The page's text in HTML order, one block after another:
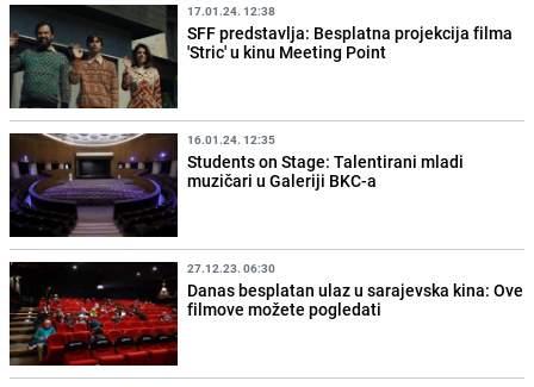
17.01.24. 12:38
SFF predstavlja: Besplatna projekcija filma
'Stric' u kinu Meeting Point
16.01.24. 12:35
Students on Stage: Talentirani mladi
muzičari u Galeriji BKC-a
27.12.23. 06:30
Danas besplatan ulaz u sarajevska kina: Ove
filmove možete pogledati